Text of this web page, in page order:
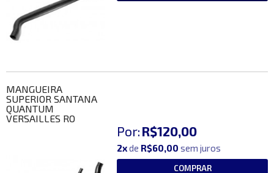
MANGUEIRA
SUPERIOR SANTANA
QUANTUM
VERSAILLES RO
Por: R$120,00
2xde R$60,00 sem juros
COMPRAR